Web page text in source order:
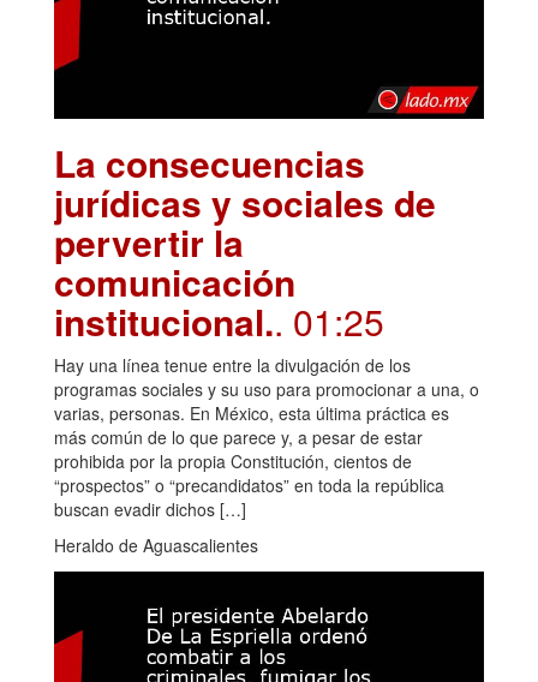
La consecuencias
jurídicas y sociales de
pervertir la
comunicación
institucional.. 01:25
Hay una línea tenue entre la divulgación de los
programas sociales y su uso para promocionar a una, o
varias, personas. En México, esta última práctica es
más común de lo que parece y, a pesar de estar
prohibida por la propia Constitución, cientos de
“prospectos” o “precandidatos” en toda la república
buscan evadir dichos […]
Heraldo de Aguascalientes